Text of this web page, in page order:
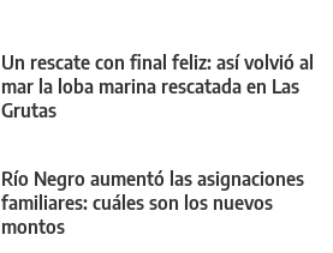
Un rescate con final feliz: así volvió al
mar la loba marina rescatada en Las
Grutas
Río Negro aumentó las asignaciones
familiares: cuáles son los nuevos
montos